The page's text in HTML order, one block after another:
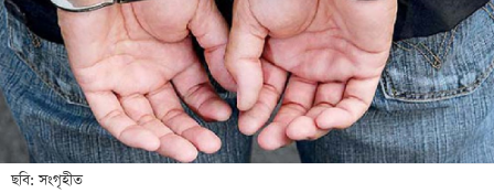
খেলা
বিনোদন
লাইফ
স্টাইল
শিক্ষা
ছবি: সংগৃহীত